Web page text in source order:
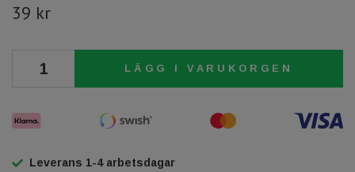
39 kr
LÄGG I VARUKORGEN
Leverans 1-4 arbetsdagar